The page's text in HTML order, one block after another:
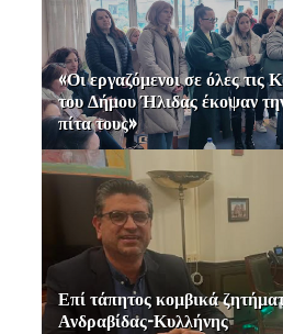
«Οι εργαζόμενοι σε όλες τις
του Δήμου Ήλιδας έκοψαν
πίτα τους»
Επί τάπητος κομβικά
Ανδραβίδας-Κυλλήνης